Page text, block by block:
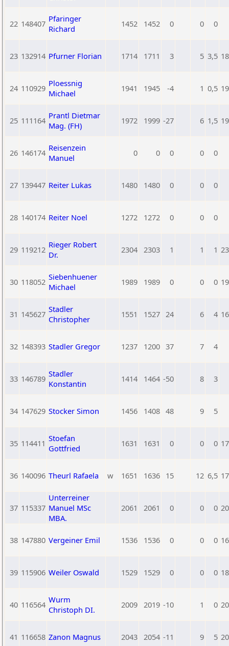
22 148407 Pfaringer
Richard
1452 1452 0 0 0
23 132914 Pfurner Florian 1714 1711 3 5 3,5
24 110929 Ploessnig
Michael
1941 1945 -4 1 0,5
25 111164 Prantl Dietmar
Mag. (FH)
1972 1999 -27 6 1,5
26 146174 Reisenzein
Manuel
0 0 0 0 0
27 139447 Reiter Lukas 1480 1480 0 0 0
28 140174 Reiter Noel 1272 1272 0 0 0
29 119212 Rieger Robert
Dr.
2304 2303 1 1 1
30 118052 Siebenhuener
Michael
1989 1989 0 0 0
31 145627 Stadler
Christopher
1551 1527 24 6 4
32 148393 Stadler Gregor 1237 1200 37 7 4
33 146789 Stadler
Konstantin
1414 1464 -50 8 3
34 147629 Stocker Simon 1456 1408 48 9 5
35 114411 Stoefan
Gottfried
1631 1631 0 0 0
36 140096 Theurl Rafaela w 1651 1636 15 12 6,5
37 115337
Unterreiner
Manuel MSc
MBA.
2061 2061 0 0 0
38 147880 Vergeiner Emil 1536 1536 0 0 0
39 115906 Weiler Oswald 1529 1529 0 0 0
40 116564 Wurm
Christoph DI.
2009 2019 -10 1 0
41 116658 Zanon Magnus 2043 2054 -11 9 5